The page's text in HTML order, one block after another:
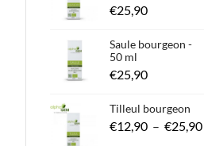
€25,90
Saule bourgeon -
50 ml
€25,90
Tilleul bourgeon
€12,90 – €25,90